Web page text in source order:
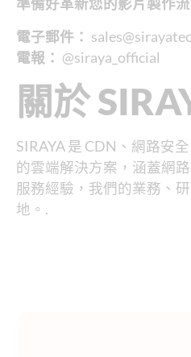
準備好革新您的影片製作
電子郵件：
電報： @siraya_official
關於
SIRAYA 是 CDN、網路安
的雲端解決方案，涵蓋網
服務經驗，我們的業務、
地。.